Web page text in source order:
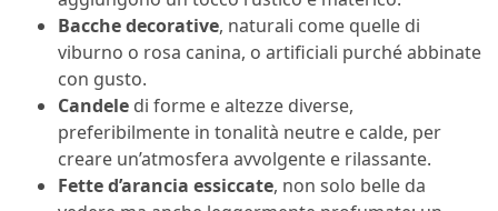
Bacche decorative, naturali come quelle di
viburno o rosa canina, o artificiali purché abbinate
con gusto.
Candele di forme e altezze diverse,
preferibilmente in tonalità neutre e calde, per
creare un’atmosfera avvolgente e rilassante.
Fette d’arancia essiccate, non solo belle da